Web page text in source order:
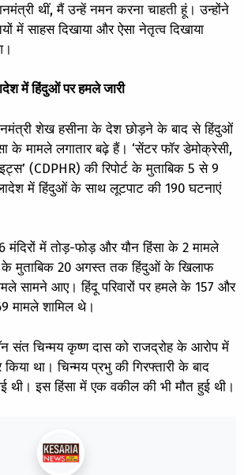
थीं, मैं उन्हें नमन करना चाहती हूं। उन्होंने
में साहस दिखाया और ऐसा नेतृत्व दिखाया
में हिंदुओं पर हमले जारी
शेख हसीना के देश छोड़ने के बाद से हिंदुओं
के मामले लगातार बढ़े हैं। ‘सेंटर फॉर डेमोक्रेसी,
(CDPHR) की रिपोर्ट के मुताबिक 5 से 9
में हिंदुओं के साथ लूटपाट की 190 घटनाएं
मंदिरों में तोड़-फोड़ और यौन हिंसा के 2 मामले
के मुताबिक 20 अगस्त तक हिंदुओं के खिलाफ
सामने आए। हिंदू परिवारों पर हमले के 157 और
मामले शामिल थे।
संत चिन्मय कृष्ण दास को राजद्रोह के आरोप में
था। चिन्मय प्रभु की गिरफ्तारी के बाद
थी। इस हिंसा में एक वकील की भी मौत हुई थी।